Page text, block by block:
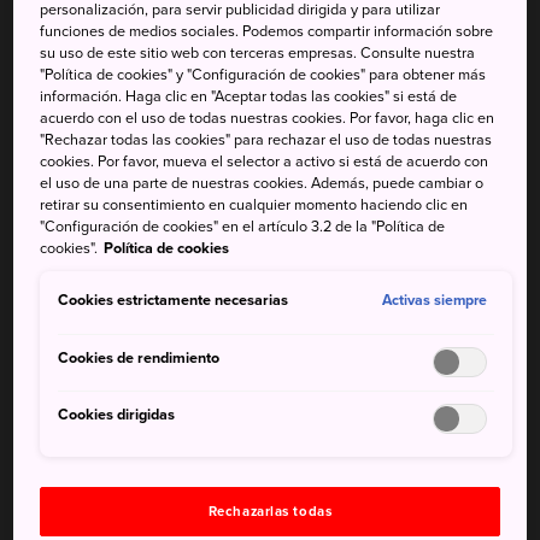
Futarasan-jinja representa el corazón espiritual de la zona.
Aunque no es tan grande y ni está tan ornamentado como
sus vecinos, elsantuario Toshogu y eltemplo Rinnoji
el santuario Futarasan-jinja cuenta con la montaña detrás
de él como lugar de culto principal.
No te pierdas:
El espectacular mausoleo del santuario Toshogu
Los imponentes cedros que conducen al
personalización, para servir publicidad dirigida y para utilizar
funciones de medios sociales. Podemos compartir información sobre
su uso de este sitio web con terceras empresas. Consulte nuestra
"Política de cookies" y "Configuración de cookies" para obtener más
información. Haga clic en "Aceptar todas las cookies" si está de
acuerdo con el uso de todas nuestras cookies. Por favor, haga clic en
"Rechazar todas las cookies" para rechazar el uso de todas nuestras
cookies. Por favor, mueva el selector a activo si está de acuerdo con
el uso de una parte de nuestras cookies. Además, puede cambiar o
retirar su consentimiento en cualquier momento haciendo clic en
"Configuración de cookies" en el artículo 3.2 de la "Política de
cookies". Política de cookies
Cookies estrictamente necesarias Activas siempre
Cookies de rendimiento
Cookies dirigidas
Rechazarlas todas